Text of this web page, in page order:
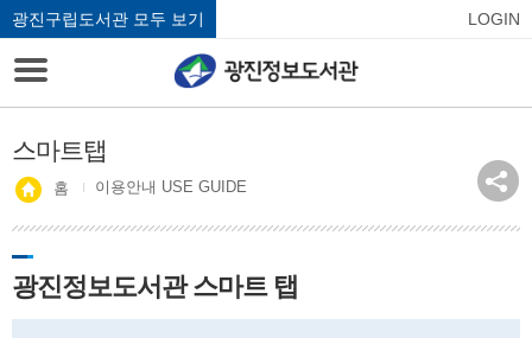
광진구립도서관 모두 보기 LOGIN
스마트탭
홈 이용안내 USE GUIDE
광진정보도서관 스마트 탭